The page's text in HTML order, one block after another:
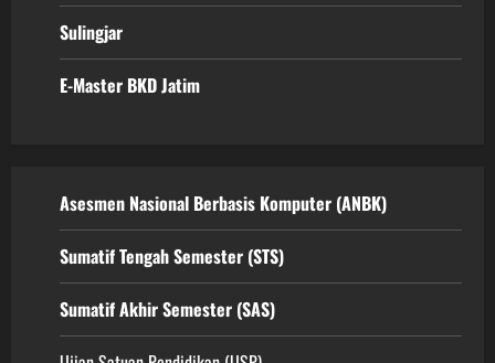
Sulingjar
E-Master BKD Jatim
Asesmen Nasional Berbasis Komputer (ANBK)
Sumatif Tengah Semester (STS)
Sumatif Akhir Semester (SAS)